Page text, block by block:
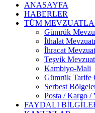
ANASAYFA
HABERLER
TÜM
Gümrük
İthalat Mevzuatı
İhracat
Teşvik
Kambiyo-Mali
Gümrük Tarife
Serbest
Posta / Kargo /
FAYDALI